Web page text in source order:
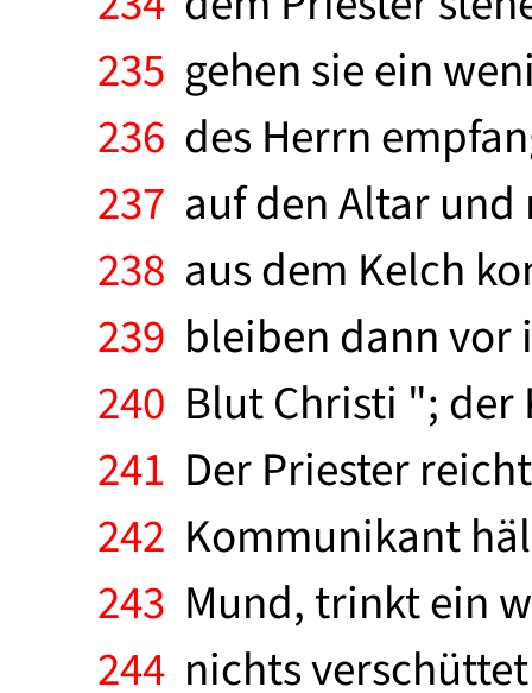
235 gehen sie ein
236 des Herrn
237 auf den Altar
238 aus dem Kelch
239 bleiben dann vor
240 Blut Christi ";
241 Der Priester
242 Kommunikant
243 Mund, trinkt ein
244 nichts